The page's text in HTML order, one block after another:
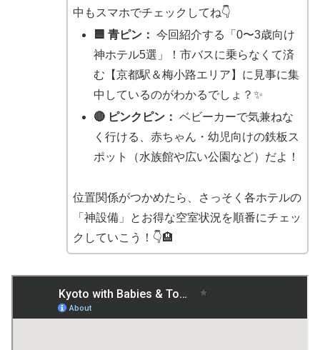
中もスマホでチェックしてね👇
🟦 青ピン： 今回紹介する「0〜3歳向け
神ホテル5選」！市バスに乗らなくて済
む【京都駅＆梅小路エリア】に見事に集
中しているのがわかるでしょ？✨
🔴 ピンクピン： ベビーカーで気兼ねな
く行ける、赤ちゃん・幼児向けの鉄板ス
ポット（水族館や広い公園など）だよ！
位置関係がつかめたら、さっそく各ホテルの
「神設備」とお得な空室状況を順番にチェッ
クしていこう！👇🏨